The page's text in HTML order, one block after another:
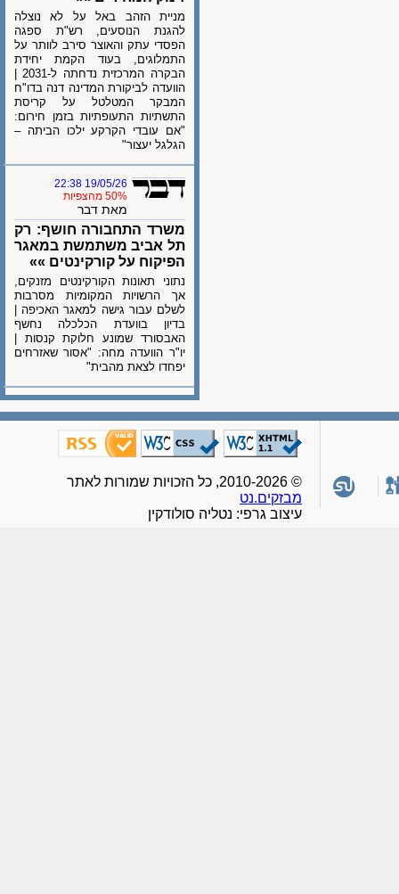
מניית הזהב באל על לא נוצלה
להגנת הנוסעים, רש"ת ספגה
הפסדי עתק והאוצר סירב לוותר על
התמלוגים, בעוד הקמת יחידת
הבקרה המרכזית נדחתה ל-2031 |
הוועדה לביקורת המדינה דנה בדו"ח
המבקר המטלטל על קריסת
התשתיות התעופתיות בזמן חירום:
"אם עובדי הקרקע ילכו הביתה –
הגלגל יעצור"
19/05/26 22:38
50% מהצפיות
מאת דבר
משרד התחבורה חושף: רק
תל אביב משתמשת במאגר
הפיקוח על קורקינטים »»
נתוני תאונות הקורקינטים מזנקים,
אך הרשויות המקומיות מסרבות
לשלם עבור גישה למאגר האכיפה |
בדיון בוועדת הכלכלה נחשף
האבסורד שמונע חלוקת קנסות |
יו"ר הוועדה מחה: "אסור שאזרחים
יפחדו לצאת מהבית"
מבזקים.נט
עיצוב גרפי: נטליה סולודקין